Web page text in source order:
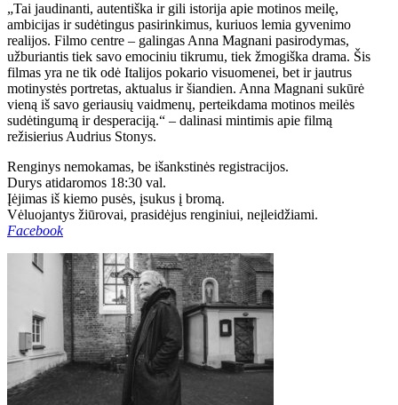
„Tai jaudinanti, autentiška ir gili istorija apie motinos meilę,
ambicijas ir sudėtingus pasirinkimus, kuriuos lemia gyvenimo
realijos. Filmo centre – galingas Anna Magnani pasirodymas,
užburiantis tiek savo emociniu tikrumu, tiek žmogiška drama. Šis
filmas yra ne tik odė Italijos pokario visuomenei, bet ir jautrus
motinystės portretas, aktualus ir šiandien. Anna Magnani sukūrė
vieną iš savo geriausių vaidmenų, perteikdama motinos meilės
sudėtingumą ir desperaciją.“ – dalinasi mintimis apie filmą
režisierius Audrius Stonys.
Renginys nemokamas, be išankstinės registracijos.
Durys atidaromos 18:30 val.
Įėjimas iš kiemo pusės, įsukus į bromą.
Vėluojantys žiūrovai, prasidėjus renginiui, neįleidžiami.
Facebook